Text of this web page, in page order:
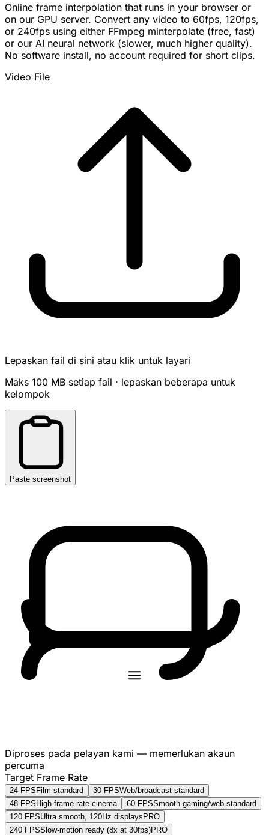
Online frame interpolation that runs in your browser or
on our GPU server. Convert any video to 60fps, 120fps,
or 240fps using either FFmpeg minterpolate (free, fast)
or our AI neural network (slower, much higher quality).
No software install, no account required for short clips.
Video File
Lepaskan fail di sini atau klik untuk layari
Maks 100 MB setiap fail · lepaskan beberapa untuk
kelompok
Paste screenshot
Diproses pada pelayan kami — memerlukan akaun
percuma
Target Frame Rate
24 FPS Film standard 30 FPSWeb/broadcast standard
48 FPS High frame rate cinema 60 FPSSmooth gaming/web standard
120 FPSUltra smooth, 120Hz displays PRO
240 FPSSlow-motion ready (8x at 30fps)PRO